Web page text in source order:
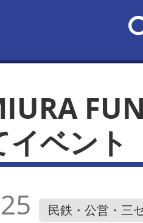
ベント
民鉄・公営・三